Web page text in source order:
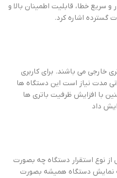
و سریع خطا، قابلیت اطمینان بالا و
گسترده اشاره کرد.
خارجی می باشند. برای کاربری
مدت نیاز است این دستگاه ها
با افزایش ظرفیت باتری ها
داد
نوع استقرار دستگاه چه بصورت
نمایش دستگاه همیشه بصورت